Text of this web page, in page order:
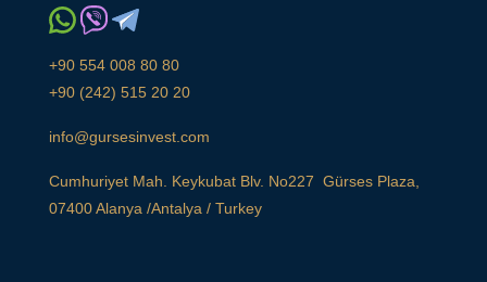
+90 554 008 80 80
+90 (242) 515 20 20
info@gursesinvest.com
Cumhuriyet Mah. Keykubat Blv. No227 Gürses Plaza,
07400 Alanya /Antalya / Turkey